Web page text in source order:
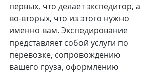
первых, что делает экспедитор, а
во-вторых, что из этого нужно
именно вам. Экспедирование
представляет собой услуги по
перевозке, сопровождению
вашего груза, оформлению